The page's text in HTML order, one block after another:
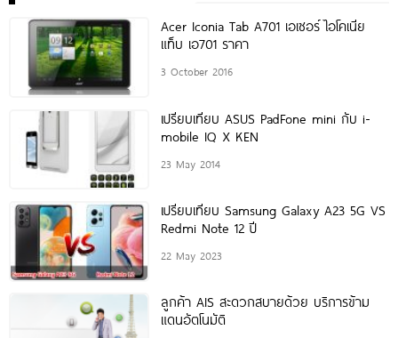
Acer Iconia Tab A701 เอเซอร์ ไอโคเนีย
แท็บ เอ701 ราคา
3 October 2016
เปรียบเทียบ ASUS PadFone mini กับ i-
mobile IQ X KEN
23 May 2014
เปรียบเทียบ Samsung Galaxy A23 5G VS
Redmi Note 12 ปี
22 May 2023
ลูกค้า AIS สะดวกสบายด้วย บริการข้าม
แดนอัตโนมัติ